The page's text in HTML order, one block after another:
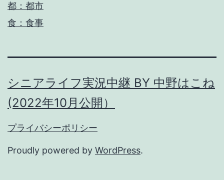
都：都市
食：食事
シニアライフ実況中継 BY 中野はこね
(2022年10月公開）
プライバシーポリシー
Proudly powered by WordPress.